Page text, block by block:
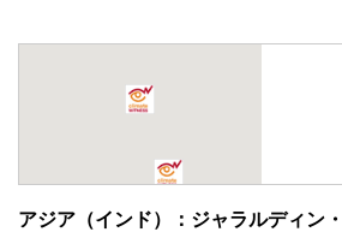
アジア（インド）：ジャラルディン